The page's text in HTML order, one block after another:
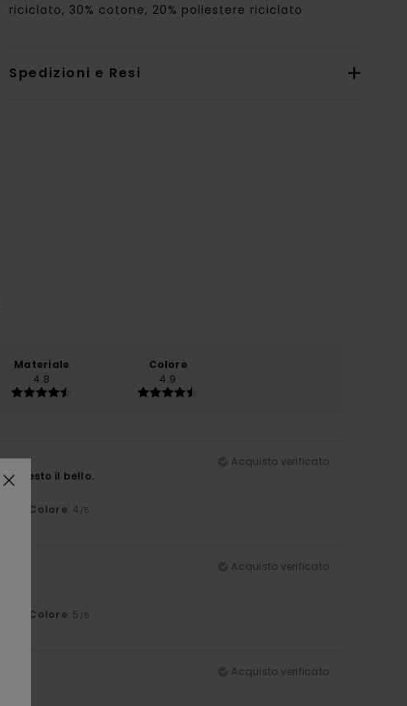
riciclato, 30% cotone, 20% poliestere riciclato
Spedizioni e Resi
Materiale
4.8
Colore
4.9
Acquisto verificato
questo il bello.
Colore: 4 /5
Acquisto verificato
Colore: 5 /5
Acquisto verificato